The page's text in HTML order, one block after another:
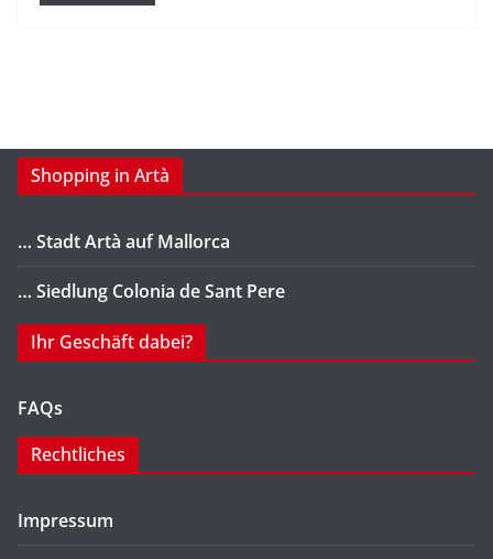
Shopping in Artà
… Stadt Artà auf Mallorca
… Siedlung Colonia de Sant Pere
Ihr Geschäft dabei?
FAQs
Rechtliches
Impressum